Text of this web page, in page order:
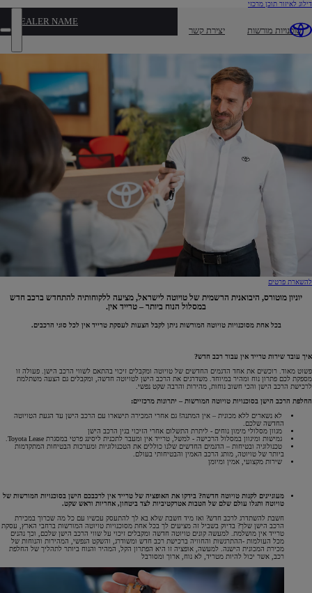
דילוג לאיזור תוכן מרכזי(לחיצה
סוכנויות מורשות יצירת קשר
DEALER NAME
טרייד אין – האם זה באמת משתלם?
להשארת פרטים
יוניון מוטורס, היבואנית הרשמית של טויוטה לישראל, מציעה ללקוחותיה להתחדש ברכב חדש
במסלול הנוח ביותר – טרייד אין.
בכל אחת מסוכנויות טויוטה המורשות ניתן לקבל הצעות לעסקת טרייד אין לכל סוגי הרכבים.
איך עובד שירות טרייד אין עבור רכב חדש?
פשוט מאוד. רוכשים את אחד הדגמים החדשים של טויוטה ומקבלים זיכוי בהתאם לשווי הרכב הישן. פעולה זו
מספקת לכם פתרון נוח ומהיר במיוחד. משדרגים את הרכב הישן לטויוטה חדשה, ומקבלים גם הצעה משתלמת
לרכישת הרכב הישן והכי חשוב נוחות, מהירות והרבה שקט נפשי.
החלפת הרכב הישן בסוכנויות טויוטה המורשות – יתרונות מרכזיים:
לא נשארים ללא מכונית – אין המתנה! גם אחרי המכירה תישארו עם הרכב הישן עד הגעת הטויוטה
החדשה שלכם.
מגוון מסלולי מימון נוחים - ליתרת התשלום אחרי הזיכוי בגין הרכב הישן
גמישות ומיגוון במסלול הרכישה - למשל, טרייד אין ומעבר לתכנית ליסינג פרטי במסגרת Toyota Lease.
טכנולוגיה ובטיחות – הדגמים החדשים שלנו כוללים את הטכנולוגיות ומערכות הבטיחות המתקדמות
ביותר של טויוטה, מותג הרכב האמין והבטיחותי בעולם.
שירות מקצועי, אמין ומיומן
מעוניינים לקנות טויוטה חדשה? בידקו את האופציה של טרייד אין לרכבכם הישן בסוכנויות המורשות של
טויוטה ותגלו עולם שלם של הטבות אטרקטיביות לצד ביטחון, אחריות וראש שקט.
חשבת להשתדרג לרכב חדש? ואז מיד חשבת שלא בא לך להתעסק עכשיו עם כל מה שכרוך במכירת
הרכב הישן שלך? בדיוק בשביל זה מציעים לך בכל אחת מסוכנויות טויוטה המורשות ברחבי הארץ, עסקת
טרייד אין מושלמת. למעשה קונים טויוטה חדשה ומקבלים זיכוי על שווי הרכב הישן שלכם, וכך נהנים
מכל העולמות -ההתרגשות והחוויה ברכישת רכב חדש ומשודרג, והשקט הנפשי, המהירות והנוחות של
מכירת המכונית הישנה. למעשה, אופציה זו היא הפתרון הקל, המהיר והנוח ביותר לתהליך של החלפת
רכב, אשר יכול להיות מטריד, לא נוח, ארוך ומסורבל